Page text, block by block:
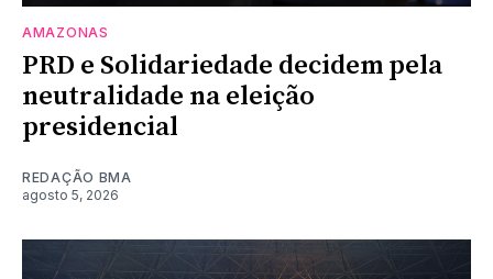
AMAZONAS
PRD e Solidariedade decidem pela
neutralidade na eleição
presidencial
REDAÇÃO BMA
agosto 5, 2026